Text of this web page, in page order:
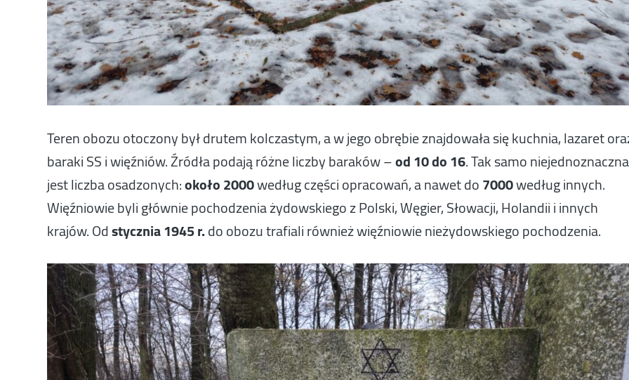
Teren obozu otoczony był drutem kolczastym, a w jego obrębie znajdowała się kuchnia, lazaret
baraki SS i więźniów. Źródła podają różne liczby baraków –od 10 do 16. Tak samo niejednoznaczna
jest liczba osadzonych:około 2000według części opracowań, a nawet do7000według innych.
Więźniowie byli głównie pochodzenia żydowskiego z Polski, Węgier, Słowacji, Holandii i innych
krajów. Odstycznia 1945 r.do obozu trafiali również więźniowie nieżydowskiego pochodzenia.